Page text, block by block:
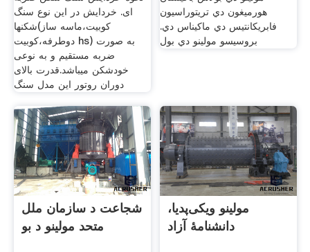
ای. خردایش در این نوع سنگ
شکنها(کوبیت،ماسه ساز
دوطرفه،کوبیت hs) به صورت
ضربه مستقیم و به نوعی
خودشکن میباشد.قدرت بالای
دوران روتور این مدل سنگ
هورميغون دي تريتوراسيون
فابريكانتيس دي ماكيناس دي.
بروسيسو مولينو دي بول
شجاعت د سازمان ملل
متحد مولینو د بو
مولینو ویکی‌پدیا،
دانشنامهٔ آزاد